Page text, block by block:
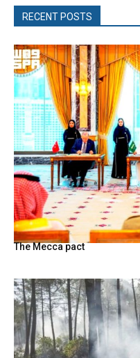
RECENT POSTS
The Mecca pact